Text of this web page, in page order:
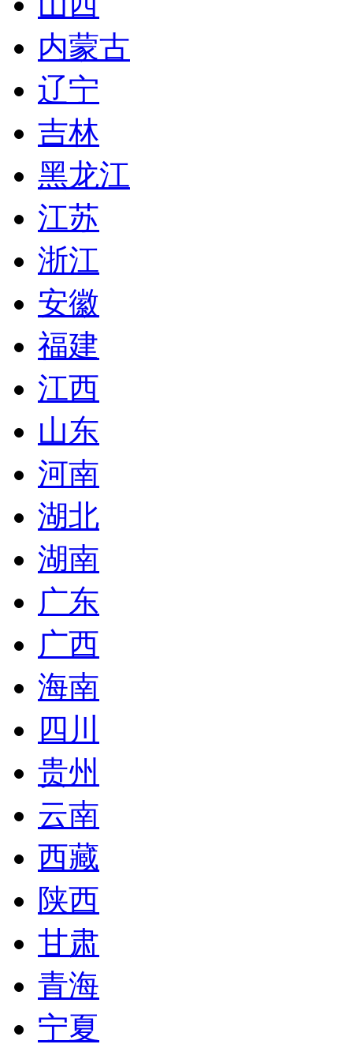
内蒙古
辽宁
吉林
黑龙江
江苏
浙江
安徽
福建
江西
山东
河南
湖北
湖南
广东
广西
海南
四川
贵州
云南
西藏
陕西
甘肃
青海
宁夏